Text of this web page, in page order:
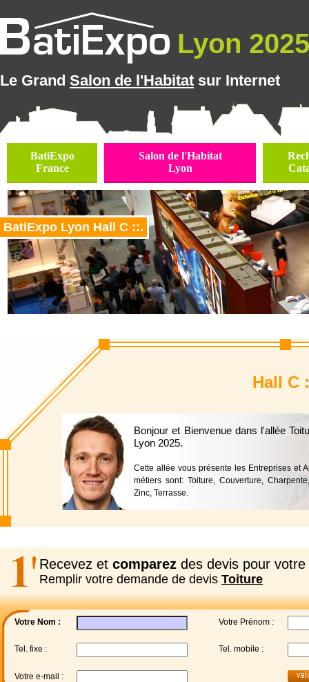
Lyon
Le Grand Salon de l'Habitat sur Internet
BatiExpo
France
Salon de l'Habitat
Lyon
BatiExpo Lyon Hall C ::.
Hall C
Bonjour et Bienvenue dans l'allée
Lyon 2025.
Cette allée vous présente les Entreprises et
métiers sont: Toiture, Couverture,
Zinc, Terrasse.
Recevez et comparez des devis pour votre
Remplir votre demande de devis Toiture
Votre Nom : Votre Prénom :
Tel. fixe : Tel. mobile :
Votre e-mail :